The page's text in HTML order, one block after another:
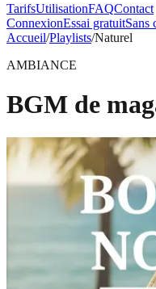
TarifsUtilisationFAQContact
ConnexionEssai gratuitSans
Accueil/Playlists/Naturel
AMBIANCE
BGM de